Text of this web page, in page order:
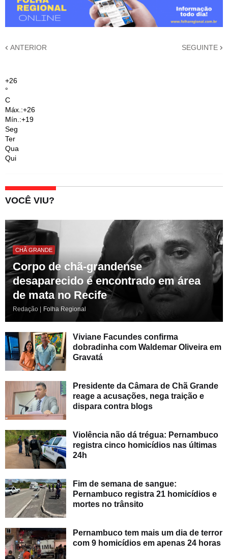
ANTERIOR SEGUINTE
+26
°
C
Máx.:+26
Mín.:+19
Seg
Ter
Qua
Qui
VOCÊ VIU?
CHÃ GRANDE
Corpo de chã-grandense
desaparecido é encontrado em área
de mata no Recife
Redação | Folha Regional
Viviane Facundes confirma
dobradinha com Waldemar Oliveira em
Gravatá
Presidente da Câmara de Chã Grande
reage a acusações, nega traição e
dispara contra blogs
Violência não dá trégua: Pernambuco
registra cinco homicídios nas últimas
24h
Fim de semana de sangue:
Pernambuco registra 21 homicídios e
mortes no trânsito
Pernambuco tem mais um dia de terror
com 9 homicídios em apenas 24 horas